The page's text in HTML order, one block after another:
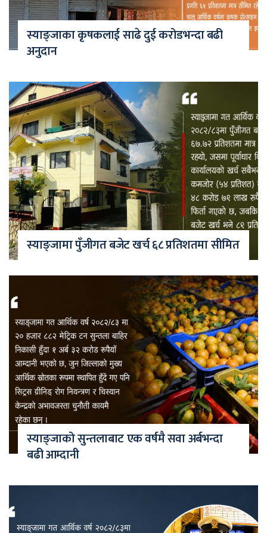
स्याङ्जाका कृषकलाई साढे दुई करोडभन्दा बढी
अनुदान
स्याङ्जामा पुँजीगत बजेट खर्च ६८ प्रतिशतमा सीमित
स्याङ्जाको सुन्तलाबाट एक वर्षमै सवा अर्बभन्दा
बढी आम्दानी